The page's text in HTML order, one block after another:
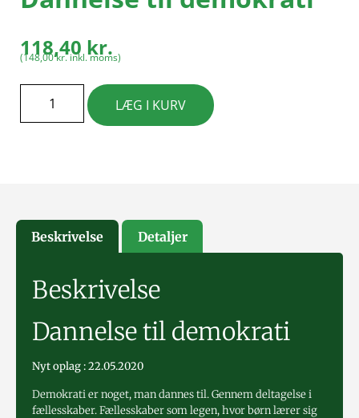
118,40kr.
(148,00kr.inkl. moms)
LÆG I KURV
Beskrivelse Detaljer
Beskrivelse
Dannelse til demokrati
Nyt oplag : 22.05.2020
Demokrati er noget, man dannes til. Gennem deltagelse i
fællesskaber. Fællesskaber som legen, hvor børn lærer sig